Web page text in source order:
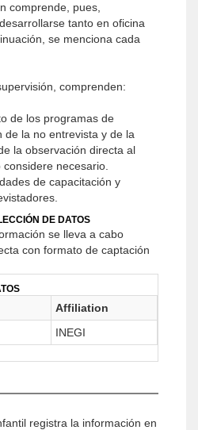
comprende, pues,
tanto en oficina
se menciona cada
comprenden:
de los programas de
de la no entrevista y de la
la observación directa al
necesario.
de capacitación y
DE DATOS
se lleva a cabo
con formato de captación
Affiliation
INEGI
registra la información en